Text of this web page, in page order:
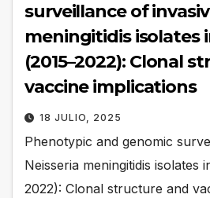
surveillance of
meningitidis isolates
(2015–2022): Clonal
vaccine implications
18 JULIO, 2025
Phenotypic and genomic
Neisseria meningitidis isolates
2022): Clonal structure and